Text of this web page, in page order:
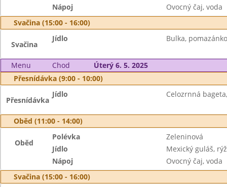
Nápoj
Ovocný čaj, voda
Svačina (15:00 - 16:00)
Svačina
Jídlo Bulka,
Menu Chod
Úterý 6. 5. 2025
Přesnídávka (9:00 - 10:00)
Přesnídávka
Jídlo Celozrnná
Oběd (11:00 - 14:00)
Oběd
Polévka
Zeleninová
Jídlo
Mexický guláš,
Nápoj
Ovocný čaj, voda
Svačina (15:00 - 16:00)